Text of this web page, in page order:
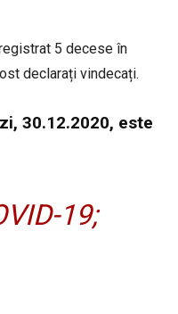
5 decese în
declarați vindecați.
30.12.2020, este
19;